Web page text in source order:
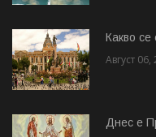
Какво се
Август 06,
Днес е